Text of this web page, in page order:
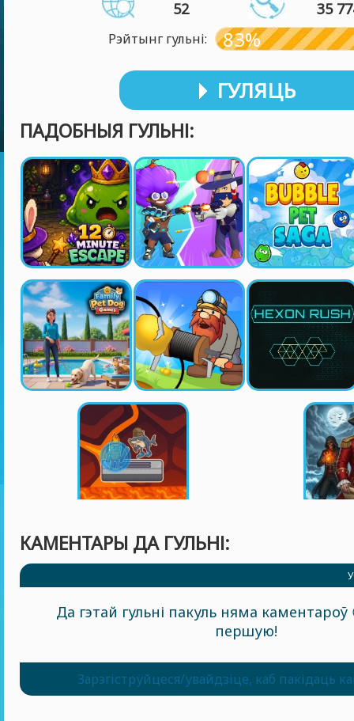
52 35
Рэйтынг гульні: 83%
ГУЛЯЦЬ
ПАДОБНЫЯ ГУЛЬНІ:
КАМЕНТАРЫ ДА ГУЛЬНІ:
Да гэтай гульні пакуль няма каментароў
першую!
Зарэгіструйцеся/увайдзіце, каб пакідаць